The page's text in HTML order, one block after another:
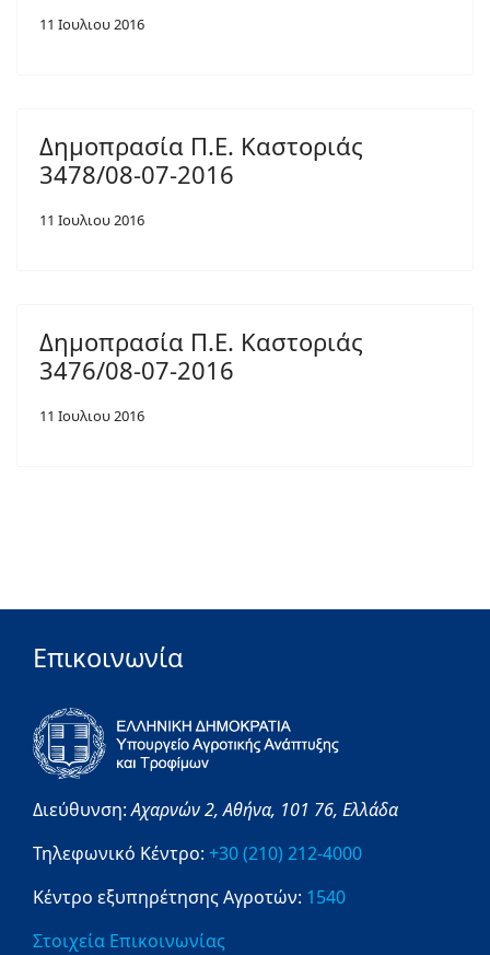
11 Ιουλιου 2016
Δημοπρασία Π.Ε. Καστοριάς
3478/08-07-2016
11 Ιουλιου 2016
Δημοπρασία Π.Ε. Καστοριάς
3476/08-07-2016
11 Ιουλιου 2016
Επικοινωνία
Διεύθυνση:Αχαρνών 2,Αθήνα, 101 76, Ελλάδα
Τηλεφωνικό Κέντρο: +30 (210) 212-4000
Κέντρο εξυπηρέτησης Αγροτών: 1540
Στοιχεία Επικοινωνίας